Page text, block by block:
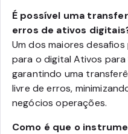
É possível uma
erros de ativos
Um dos maiores
para o digital Ativos
garantindo uma
livre de erros,
negócios operações.
Como é que o